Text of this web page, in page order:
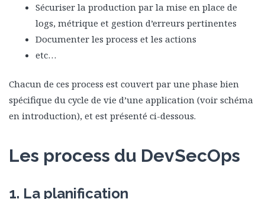
Sécuriser la production par la mise en place de
logs, métrique et gestion d’erreurs pertinentes
Documenter les process et les actions
etc…
Chacun de ces process est couvert par une phase bien
spécifique du cycle de vie d’une application (voir schéma
en introduction), et est présenté ci-dessous.
Les process du DevSecOps
1. La planification